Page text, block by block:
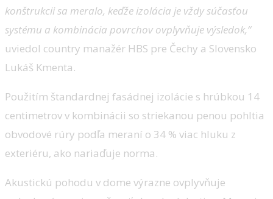
konštrukcii sa meralo, keďže izolácia je vždy súčasťou
systému a kombinácia povrchov ovplyvňuje výsledok,“
uviedol country manažér HBS pre Čechy a Slovensko
Lukáš Kmenta.
Použitím štandardnej fasádnej izolácie s hrúbkou 14
centimetrov v kombinácii so striekanou penou pohltia
obvodové rúry podľa meraní o 34 % viac hluku z
exteriéru, ako nariaďuje norma.
Akustickú pohodu v dome výrazne ovplyvňuje